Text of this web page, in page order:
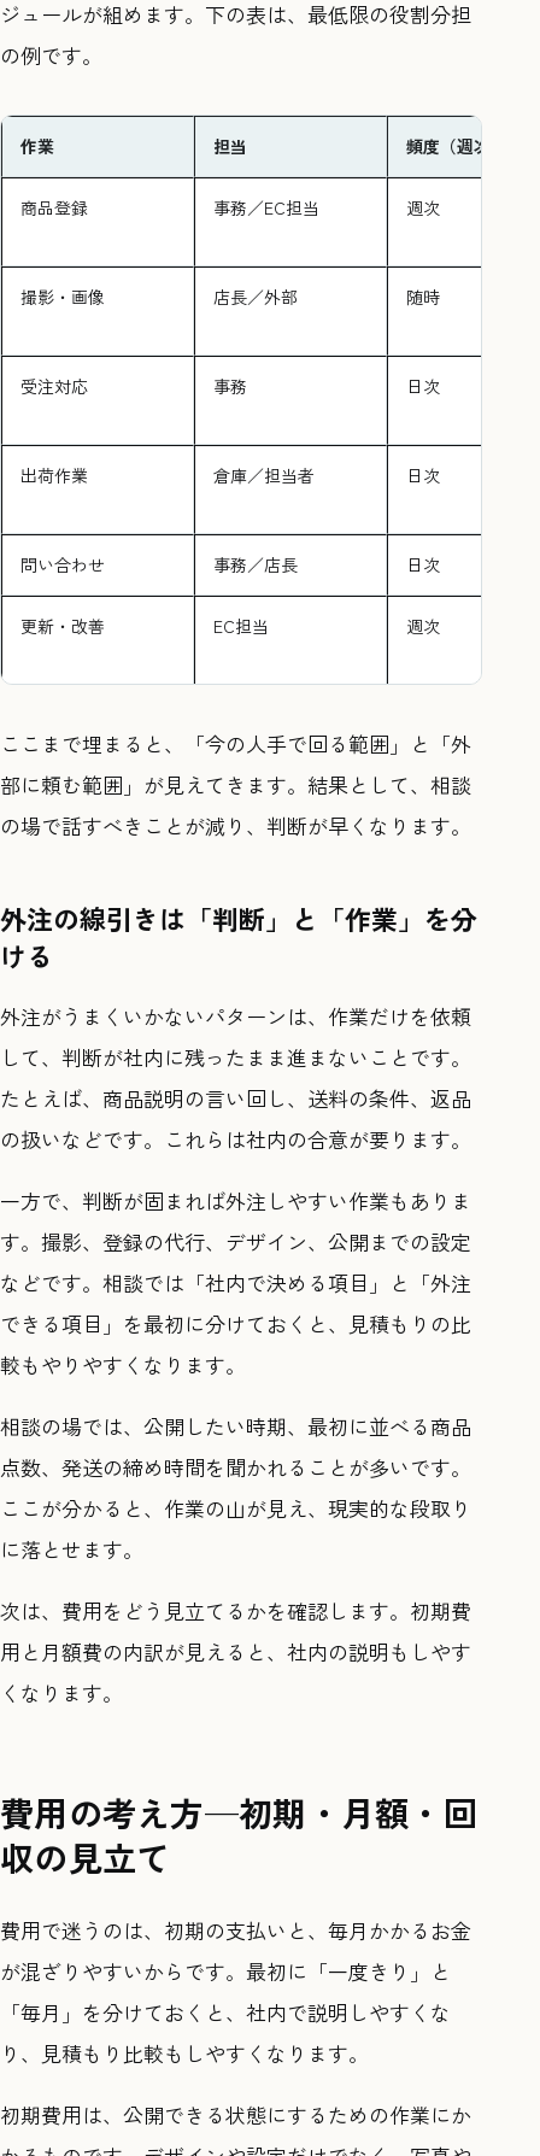
ジュールが組めます。下の表は、最低限の役割分担
の例です。
作業 担当 頻度（週次/日次
商品登録 事務／EC担当 週次
撮影・画像 店長／外部 随時
受注対応 事務 日次
出荷作業 倉庫／担当者 日次
問い合わせ 事務／店長 日次
更新・改善 EC担当 週次
ここまで埋まると、「今の人手で回る範囲」と「外
部に頼む範囲」が見えてきます。結果として、相談
の場で話すべきことが減り、判断が早くなります。
外注の線引きは「判断」と「作業」を分
ける
外注がうまくいかないパターンは、作業だけを依頼
して、判断が社内に残ったまま進まないことです。
たとえば、商品説明の言い回し、送料の条件、返品
の扱いなどです。これらは社内の合意が要ります。
一方で、判断が固まれば外注しやすい作業もありま
す。撮影、登録の代行、デザイン、公開までの設定
などです。相談では「社内で決める項目」と「外注
できる項目」を最初に分けておくと、見積もりの比
較もやりやすくなります。
相談の場では、公開したい時期、最初に並べる商品
点数、発送の締め時間を聞かれることが多いです。
ここが分かると、作業の山が見え、現実的な段取り
に落とせます。
次は、費用をどう見立てるかを確認します。初期費
用と月額費の内訳が見えると、社内の説明もしやす
くなります。
費用の考え方—初期・月額・回
収の見立て
費用で迷うのは、初期の支払いと、毎月かかるお金
が混ざりやすいからです。最初に「一度きり」と
「毎月」を分けておくと、社内で説明しやすくな
り、見積もり比較もしやすくなります。
初期費用は、公開できる状態にするための作業にか